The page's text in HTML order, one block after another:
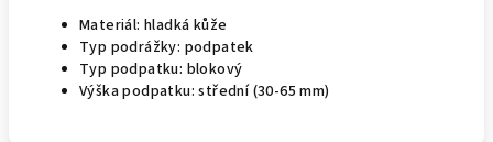
Materiál: hladká kůže
Typ podrážky: podpatek
Typ podpatku: blokový
Výška podpatku: střední (30-65 mm)